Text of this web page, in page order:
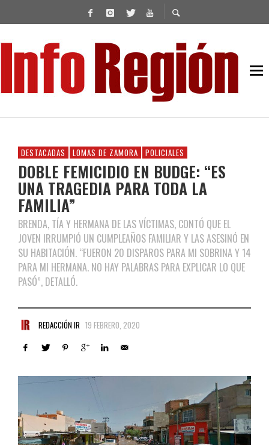
DESTACADAS LOMAS DE ZAMORA POLICIALES
DOBLE FEMICIDIO EN BUDGE: “ES
UNA TRAGEDIA PARA TODA LA
FAMILIA”
BRENDA, TÍA Y HERMANA DE LAS VÍCTIMAS, CONTÓ QUE EL
JOVEN IRRUMPIÓ UN CUMPLEAÑOS FAMILIAR Y LAS ASESINÓ EN
SU HABITACIÓN. “FUERON 20 DISPAROS PARA MI SOBRINA Y 14
PARA MI HERMANA. NO HAY PALABRAS PARA EXPLICAR LO QUE
PASÓ”, DETALLÓ.
REDACCIÓN IR 19 FEBRERO, 2020